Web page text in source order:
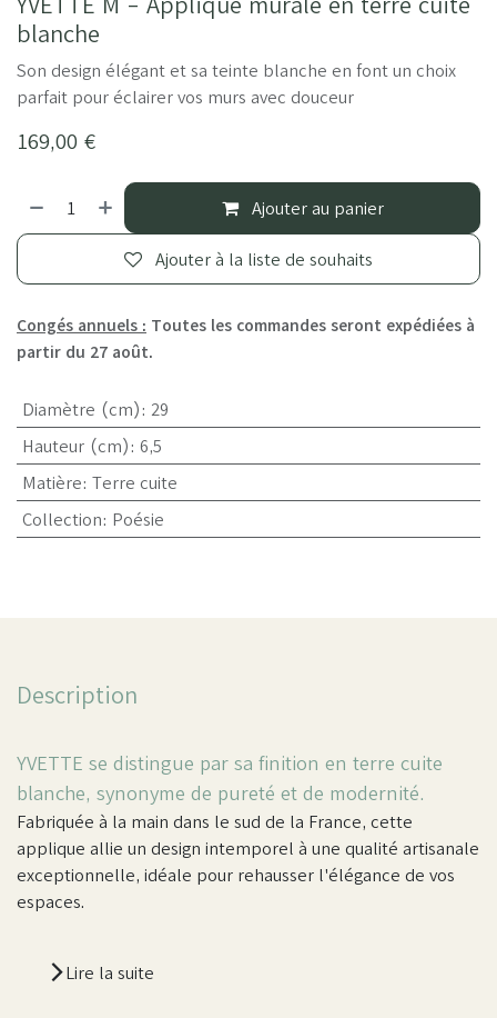
blanche
Son design élégant et sa teinte blanche en font un choix
parfait pour éclairer vos murs avec douceur
169,00 €
Ajouter au panier
Ajouter à la liste de souhaits
Congés annuels : Toutes les commandes seront expédiées à
partir du 27 août.
Diamètre (cm): 29
Hauteur (cm): 6,5
Matière: Terre cuite
Collection: Poésie
Description
YVETTE se distingue par sa finition en terre cuite
blanche, synonyme de pureté et de modernité.
Fabriquée à la main dans le sud de la France, cette
applique allie un design intemporel à une qualité artisanale
exceptionnelle, idéale pour rehausser l'élégance de vos
espaces.
Lire la suite